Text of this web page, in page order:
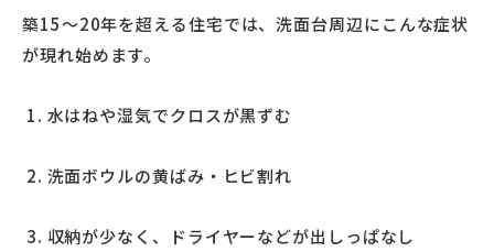
築15〜20年を超える住宅では、洗面台周辺にこんな症状
が現れ始めます。
水はねや湿気でクロスが黒ずむ
洗面ボウルの黄ばみ・ヒビ割れ
収納が少なく、ドライヤーなどが出しっぱなし